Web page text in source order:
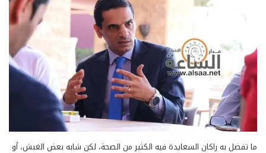
ما تفضل به راكان السعايدة فيه الكثير من الصحة، لكن شابه بعض الغبش، أو